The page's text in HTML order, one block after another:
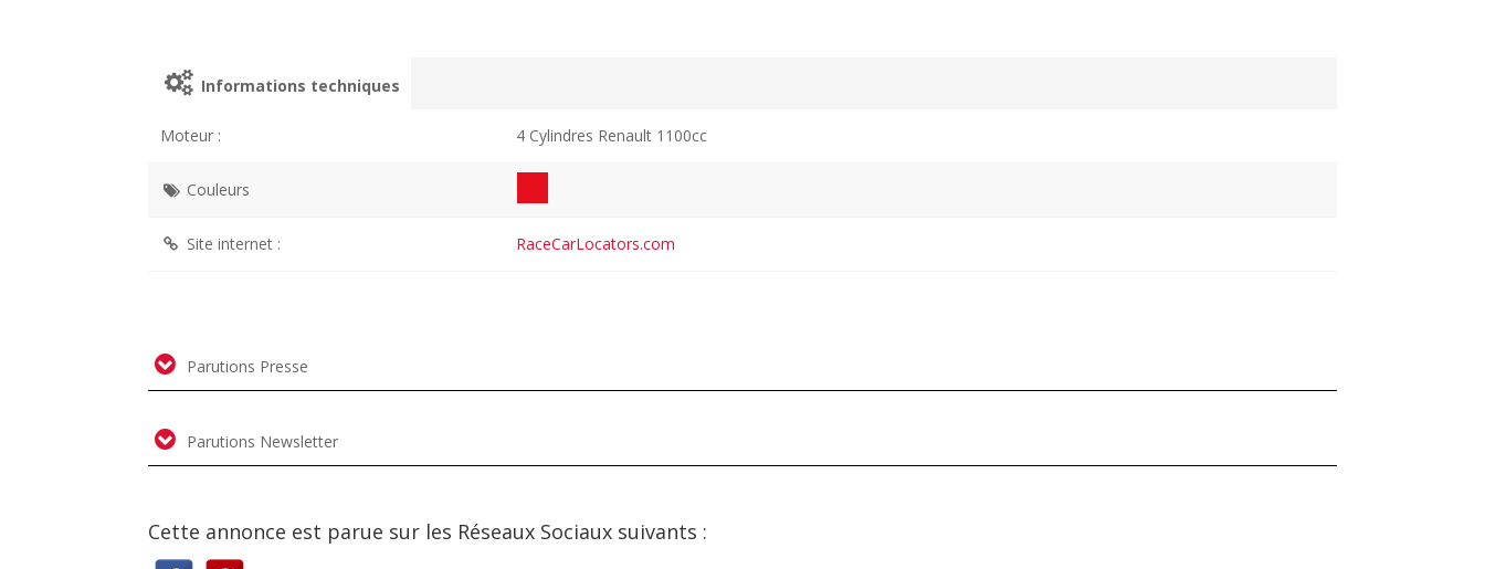
Informations techniques
Moteur : 4 Cylindres Renault 1100cc
Couleurs
Site internet : RaceCarLocators.com
Parutions Presse
Parutions Newsletter
Cette annonce est parue sur les Réseaux Sociaux suivants :